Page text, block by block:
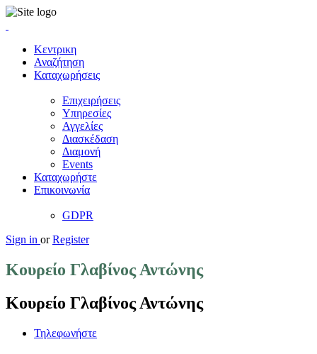
Κεντρικη
Αναζήτηση
Καταχωρήσεις
Επιχειρήσεις
Υπηρεσίες
Αγγελίες
Διασκέδαση
Διαμονή
Events
Καταχωρήστε
Επικοινωνία
GDPR
Sign in or Register
Κουρείο Γλαβίνος Αντώνης
Κουρείο Γλαβίνος Αντώνης
Τηλεφωνήστε